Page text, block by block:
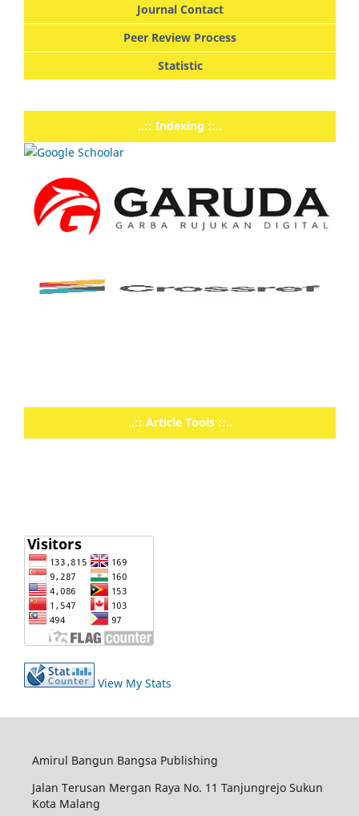
Journal Contact
Peer Review Process
Statistic
..:: Indexing ::..
..:: Article Tools ::..
View My Stats
Amirul Bangun Bangsa Publishing
Jalan Terusan Mergan Raya No. 11 Tanjungrejo Sukun
Kota Malang